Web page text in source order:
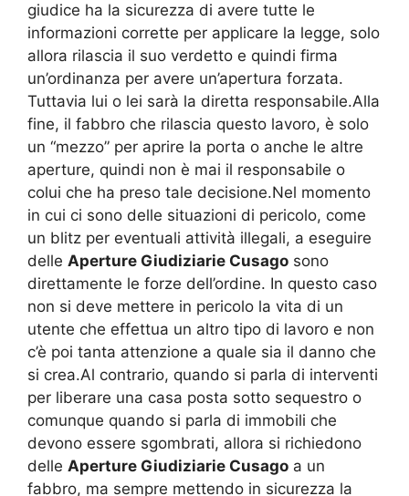
giudice ha la sicurezza di avere tutte le
informazioni corrette per applicare la legge, solo
allora rilascia il suo verdetto e quindi firma
un’ordinanza per avere un’apertura forzata.
Tuttavia lui o lei sarà la diretta responsabile.Alla
fine, il fabbro che rilascia questo lavoro, è solo
un “mezzo” per aprire la porta o anche le altre
aperture, quindi non è mai il responsabile o
colui che ha preso tale decisione.Nel momento
in cui ci sono delle situazioni di pericolo, come
un blitz per eventuali attività illegali, a eseguire
delle Aperture Giudiziarie Cusago sono
direttamente le forze dell’ordine. In questo caso
non si deve mettere in pericolo la vita di un
utente che effettua un altro tipo di lavoro e non
c’è poi tanta attenzione a quale sia il danno che
si crea.Al contrario, quando si parla di interventi
per liberare una casa posta sotto sequestro o
comunque quando si parla di immobili che
devono essere sgombrati, allora si richiedono
delle Aperture Giudiziarie Cusago a un
fabbro, ma sempre mettendo in sicurezza la